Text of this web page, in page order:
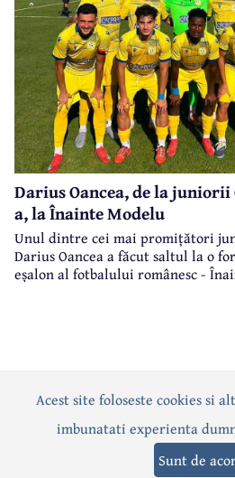
Darius Oancea, de la juniorii
a, la Înainte Modelu
Unul dintre cei mai promițători
Darius Oancea a făcut saltul la o
eșalon al fotbalului românesc -
ActualitatePoliticăSocial
Editorial Sport
Acest site foloseste cookies si
imbunatati experienta
Sunt de